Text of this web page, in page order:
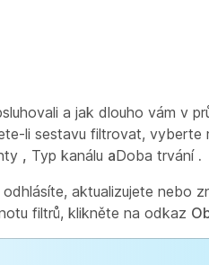
a jak dlouho vám v
li sestavu filtrovat, vyberte
, Typ kanálu aDoba trvání .
aktualizujete nebo
filtrů, klikněte na odkaz